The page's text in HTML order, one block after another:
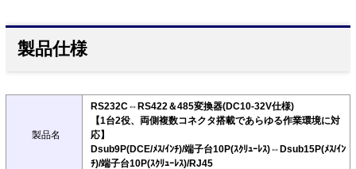
製品仕様
製品名
RS232C⇔RS422＆485変換器(DC10-32V仕様)
【1台2役、両側複数コネクタ搭載であらゆる作業環境に対
応】
Dsub9P(DCE/ﾒｽ/ｲﾝﾁ)/端子台10P(ｽｸﾘｭｰﾚｽ)⇔Dsub15P(ﾒｽ/ｲﾝ
ﾁ)/端子台10P(ｽｸﾘｭｰﾚｽ)/RJ45